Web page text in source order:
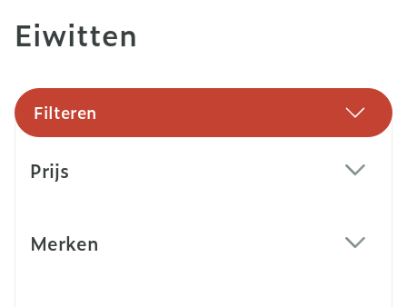
Eiwitten
Filteren
Prijs
Merken